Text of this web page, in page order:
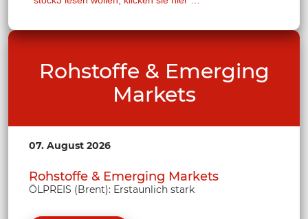
Rohstoffe & Emerging
Markets
07. August 2026
Rohstoffe & Emerging Markets
ÖLPREIS (Brent): Erstaunlich stark